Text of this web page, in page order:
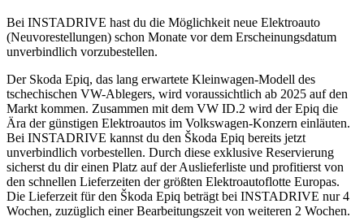
Bei INSTADRIVE hast du die Möglichkeit neue Elektroauto
(Neuvorestellungen) schon Monate vor dem Erscheinungsdatum
unverbindlich vorzubestellen.
Der Skoda Epiq, das lang erwartete Kleinwagen-Modell des
tschechischen VW-Ablegers, wird voraussichtlich ab 2025 auf den
Markt kommen. Zusammen mit dem VW ID.2 wird der Epiq die
Ära der günstigen Elektroautos im Volkswagen-Konzern einläuten.
Bei INSTADRIVE kannst du den Škoda Epiq bereits jetzt
unverbindlich vorbestellen. Durch diese exklusive Reservierung
sicherst du dir einen Platz auf der Auslieferliste und profitierst von
den schnellen Lieferzeiten der größten Elektroautoflotte Europas.
Die Lieferzeit für den Škoda Epiq beträgt bei INSTADRIVE nur 4
Wochen, zuzüglich einer Bearbeitungszeit von weiteren 2 Wochen.